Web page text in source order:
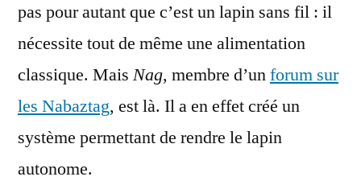
autonome
pas pour autant que c’est un lapin sans fil : il
nécessite tout de même une alimentation
classique. Mais Nag, membre d’unforum sur
les Nabaztag, est là. Il a en effet créé un
système permettant de rendre le lapin
autonome.